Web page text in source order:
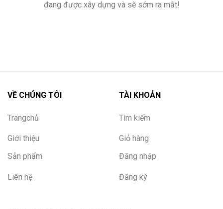
đang được xây dựng và sẽ sớm ra mắt!
VỀ CHÚNG TÔI
Trangchủ
Giới thiệu
Sản phẩm
Liên hệ
TÀI KHOẢN
Tìm kiếm
Giỏ hàng
Đăng nhập
Đăng ký